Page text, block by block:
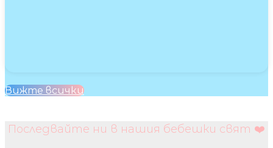
Вижте всички
Последвайте ни в нашия бебешки свят ❤️